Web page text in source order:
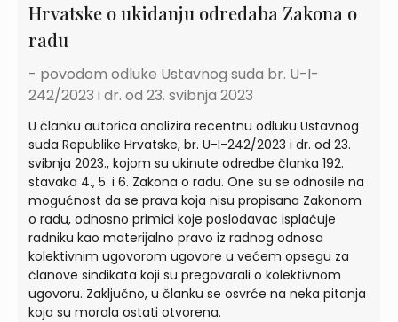
Hrvatske o ukidanju odredaba Zakona o
radu
- povodom odluke Ustavnog suda br. U-I-
242/2023 i dr. od 23. svibnja 2023
U članku autorica analizira recentnu odluku Ustavnog
suda Republike Hrvatske, br. U-I-242/2023 i dr. od 23.
svibnja 2023., kojom su ukinute odredbe članka 192.
stavaka 4., 5. i 6. Zakona o radu. One su se odnosile na
mogućnost da se prava koja nisu propisana Zakonom
o radu, odnosno primici koje poslodavac isplaćuje
radniku kao materijalno pravo iz radnog odnosa
kolektivnim ugovorom ugovore u većem opsegu za
članove sindikata koji su pregovarali o kolektivnom
ugovoru. Zaključno, u članku se osvrće na neka pitanja
koja su morala ostati otvorena.